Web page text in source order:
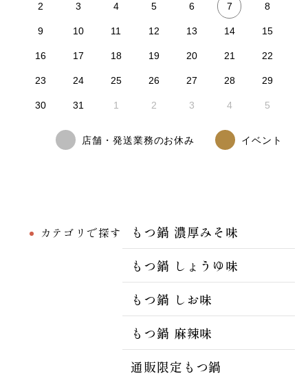
カテゴリで探す
もつ鍋 濃厚みそ味
もつ鍋 しょうゆ味
もつ鍋 しお味
もつ鍋 麻辣味
通販限定もつ鍋
2 3 4 5 6 7 8
9 10 11 12 13 14 15
16 17 18 19 20 21 22
23 24 25 26 27 28 29
30 31 1 2 3 4 5
店舗・発送業務のお休み イベント